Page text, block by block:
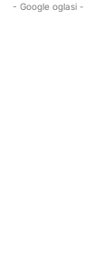
- Google oglasi -